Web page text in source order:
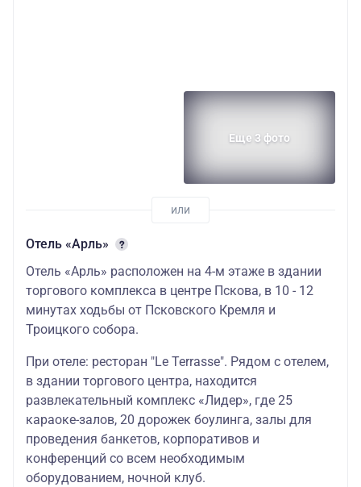
Еще 3 фото
Отель «Арль»
Отель «Арль» расположен на 4-м этаже в здании
торгового комплекса в центре Пскова, в 10 - 12
минутах ходьбы от Псковского Кремля и
Троицкого собора.
При отеле: ресторан "Le Terrasse". Рядом с отелем,
в здании торгового центра, находится
развлекательный комплекс «Лидер», где 25
караоке-залов, 20 дорожек боулинга, залы для
проведения банкетов, корпоративов и
конференций со всем необходимым
оборудованием, ночной клуб.